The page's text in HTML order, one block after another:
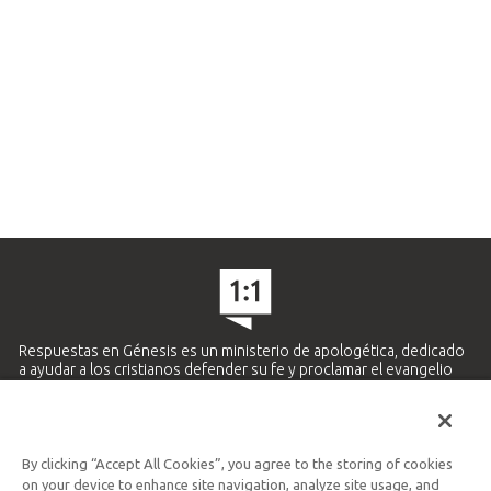
Respuestas en Génesis es un ministerio de apologética, dedicado
a ayudar a los cristianos defender su fe y proclamar el evangelio
Ministerio Hispano y Latinoamericano
By clicking “Accept All Cookies”, you agree to the storing of cookies
on your device to enhance site navigation, analyze site usage, and